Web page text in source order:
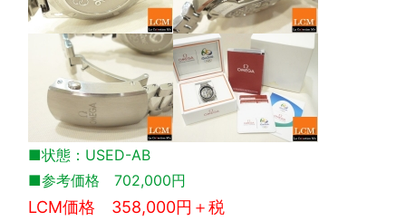
■状態：USED-AB
■参考価格 702,000円
LCM価格 358,000円＋税